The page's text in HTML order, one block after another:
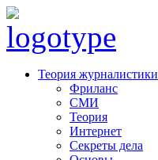
Теория журналистики
Фриланс
СМИ
Теория
Интернет
Секреты дела